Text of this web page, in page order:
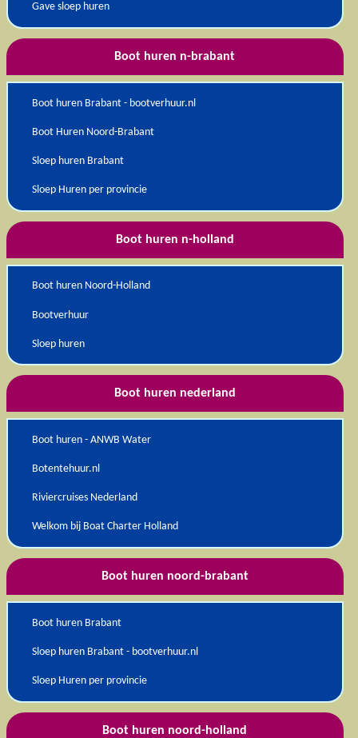
Gave sloep huren
Boot huren n-brabant
Boot huren Brabant - bootverhuur.nl
Boot Huren Noord-Brabant
Sloep huren Brabant
Sloep Huren per provincie
Boot huren n-holland
Boot huren Noord-Holland
Bootverhuur
Sloep huren
Boot huren nederland
Boot huren - ANWB Water
Botentehuur.nl
Riviercruises Nederland
Welkom bij Boat Charter Holland
Boot huren noord-brabant
Boot huren Brabant
Sloep huren Brabant - bootverhuur.nl
Sloep Huren per provincie
Boot huren noord-holland